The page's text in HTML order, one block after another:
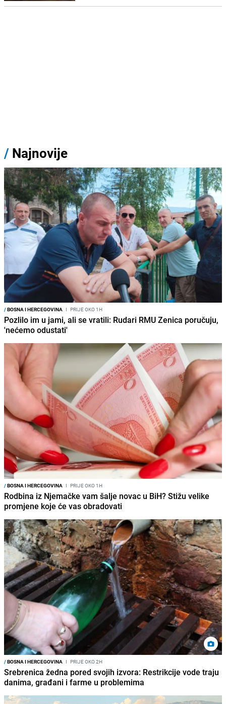
/ Najnovije
/BOSNA I HERCEGOVINA I PRIJE OKO 1H
Pozlilo im u jami, ali se vratili: Rudari RMU Zenica poručuju,
'nećemo odustati'
/BOSNA I HERCEGOVINA I PRIJE OKO 1H
Rodbina iz Njemačke vam šalje novac u BiH? Stižu velike
promjene koje će vas obradovati
/BOSNA I HERCEGOVINA I PRIJE OKO 2H
Srebrenica žedna pored svojih izvora: Restrikcije vode traju
danima, građani i farme u problemima